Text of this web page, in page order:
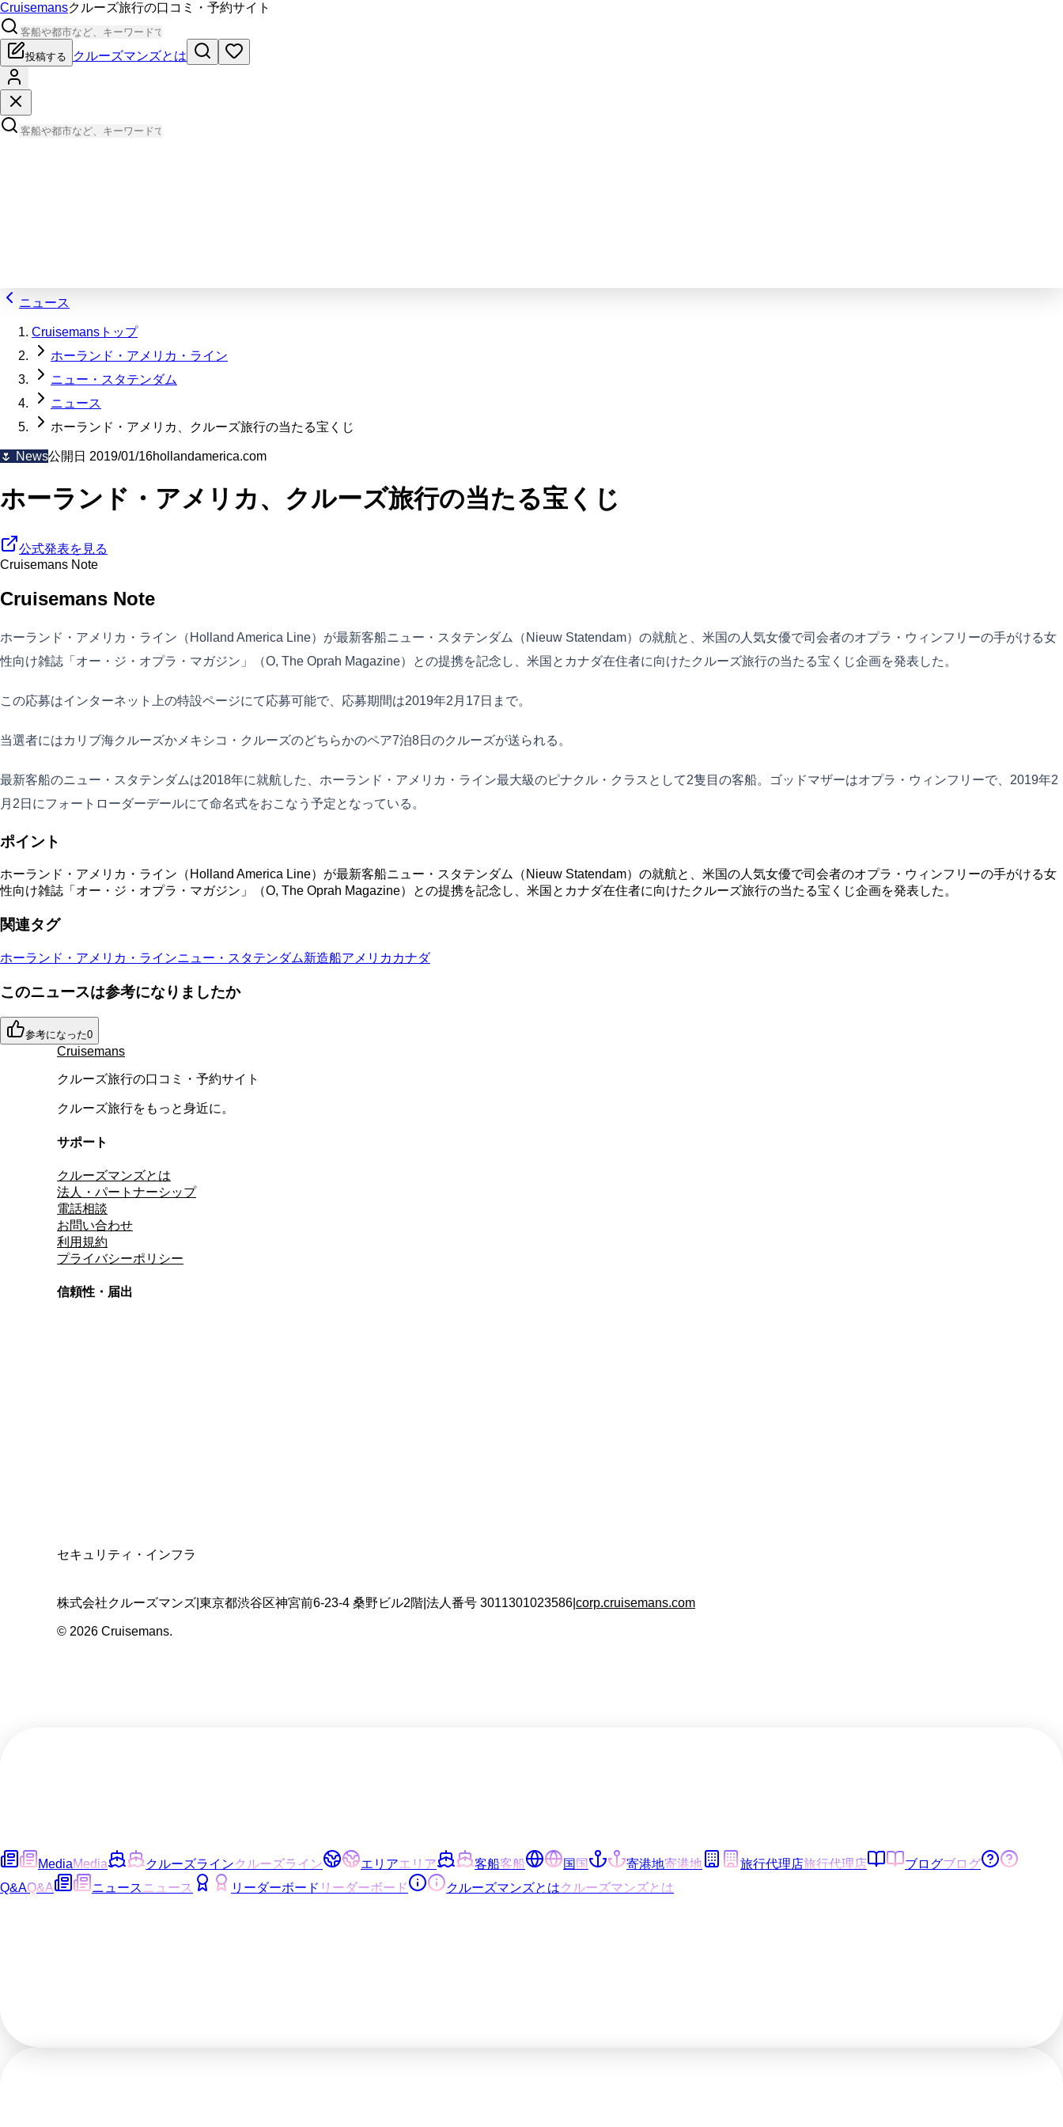
Cruisemansクルーズ旅行の口コミ・予約サイト
投稿する クルーズマンズとは
ニュース
Cruisemansトップ
ホーランド・アメリカ・ライン
ニュー・スタテンダム
ニュース
ホーランド・アメリカ、クルーズ旅行の当たる宝くじ
🌷 News公開日 2019/01/16hollandamerica.com
ホーランド・アメリカ、クルーズ旅行の当たる宝くじ
公式発表を見る
Cruisemans Note
Cruisemans Note
ホーランド・アメリカ・ライン（Holland America Line）が最新客船ニュー・スタテンダム（Nieuw Statendam）の就航と、米国の人気女優で司会者のオプラ・ウィンフリーの手がける女
性向け雑誌「オー・ジ・オプラ・マガジン」（O, The Oprah Magazine）との提携を記念し、米国とカナダ在住者に向けたクルーズ旅行の当たる宝くじ企画を発表した。
この応募はインターネット上の特設ページにて応募可能で、応募期間は2019年2月17日まで。
当選者にはカリブ海クルーズかメキシコ・クルーズのどちらかのペア7泊8日のクルーズが送られる。
最新客船のニュー・スタテンダムは2018年に就航した、ホーランド・アメリカ・ライン最大級のピナクル・クラスとして2隻目の客船。ゴッドマザーはオプラ・ウィンフリーで、2019年2
月2日にフォートローダーデールにて命名式をおこなう予定となっている。
ポイント
ホーランド・アメリカ・ライン（Holland America Line）が最新客船ニュー・スタテンダム（Nieuw Statendam）の就航と、米国の人気女優で司会者のオプラ・ウィンフリーの手がける女
性向け雑誌「オー・ジ・オプラ・マガジン」（O, The Oprah Magazine）との提携を記念し、米国とカナダ在住者に向けたクルーズ旅行の当たる宝くじ企画を発表した。
関連タグ
ホーランド・アメリカ・ラインニュー・スタテンダム新造船アメリカ カナダ
このニュースは参考になりましたか
参考になった0
Cruisemans
クルーズ旅行の口コミ・予約サイト
クルーズ旅行をもっと身近に。
サポート
クルーズマンズとは
法人・パートナーシップ
電話相談
お問い合わせ
利用規約
プライバシーポリシー
信頼性・届出
セキュリティ・インフラ
株式会社クルーズマンズ 東京都渋谷区神宮前6-23-4 桑野ビル2階 法人番号 3011301023586 corp.cruisemans.com
© 2026 Cruisemans.
MediaMedia クルーズラインクルーズライン エリアエリア 客船客船 国国 寄港地寄港地 旅行代理店旅行代理店 ブログブログ
Q&AQ&A ニュース ニュース リーダーボード リーダーボード クルーズマンズとはクルーズマンズとは